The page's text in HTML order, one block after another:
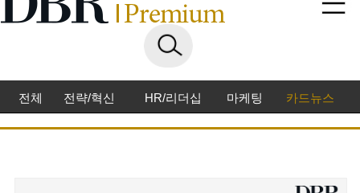
전체 전략/혁신 HR/리더십 마케팅 카드뉴스